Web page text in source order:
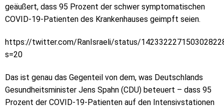
geäußert, dass 95 Prozent der schwer symptomatischen
COVID-19-Patienten des Krankenhauses geimpft seien.
https://twitter.com/RanIsraeli/status/
s=20
Das ist genau das Gegenteil von dem, was Deutschlands
Gesundheitsminister Jens Spahn (CDU) beteuert – dass 95
Prozent der COVID-19-Patienten auf den Intensivstationen